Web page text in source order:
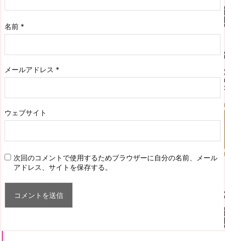
名前 *
メールアドレス *
ウェブサイト
次回のコメントで使用するためブラウザーに自分の名前、メール
アドレス、サイトを保存する。